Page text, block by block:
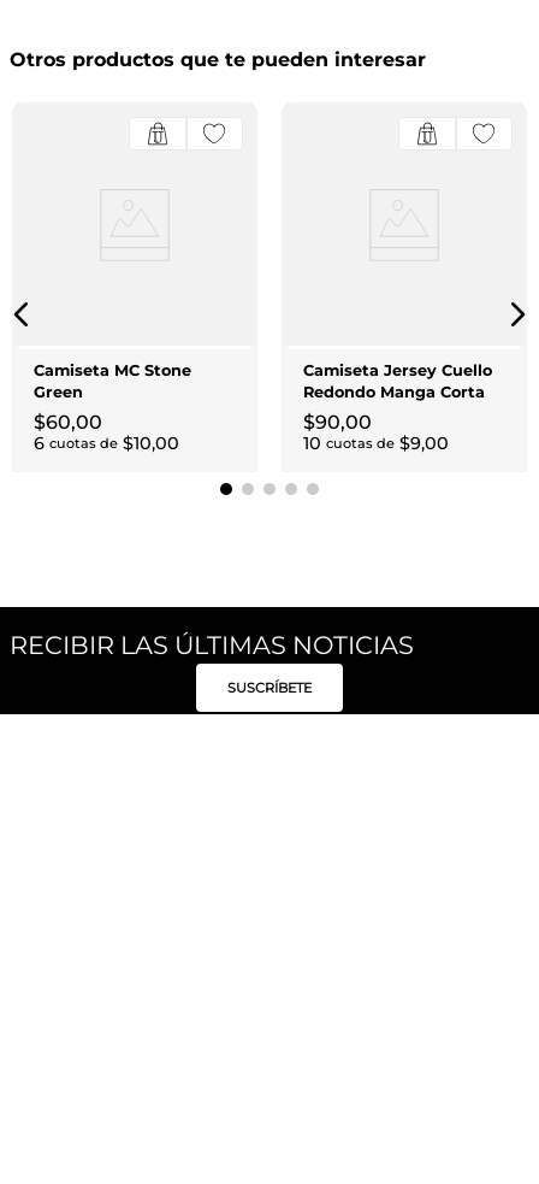
Otros productos que te pueden interesar
Camiseta MC Stone
Green
$60,00
6 cuotas de $10,00
Camiseta Jersey Cuello
Redondo Manga Corta
Blanca
$90,00
10 cuotas de $9,00
RECIBIR LAS ÚLTIMAS NOTICIAS
SUSCRÍBETE